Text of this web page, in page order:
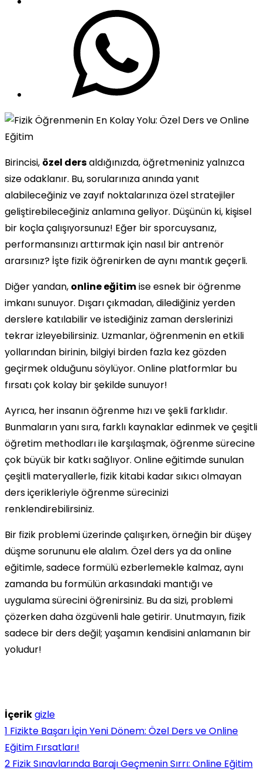
Birincisi, özel dersaldığınızda, öğretmeniniz yalnızca
size odaklanır. Bu, sorularınıza anında yanıt
alabileceğiniz ve zayıf noktalarınıza özel stratejiler
geliştirebileceğiniz anlamına geliyor. Düşünün ki, kişisel
bir koçla çalışıyorsunuz! Eğer bir sporcuysanız,
performansınızı arttırmak için nasıl bir antrenör
ararsınız? İşte fizik öğrenirken de aynı mantık geçerli.
Diğer yandan, online eğitimise esnek bir öğrenme
imkanı sunuyor. Dışarı çıkmadan, dilediğiniz yerden
derslere katılabilir ve istediğiniz zaman derslerinizi
tekrar izleyebilirsiniz. Uzmanlar, öğrenmenin en etkili
yollarından birinin, bilgiyi birden fazla kez gözden
geçirmek olduğunu söylüyor. Online platformlar bu
fırsatı çok kolay bir şekilde sunuyor!
Ayrıca, her insanın öğrenme hızı ve şekli farklıdır.
Bunmaların yanı sıra, farklı kaynaklar edinmek ve çeşitli
öğretim methodları ile karşılaşmak, öğrenme sürecine
çok büyük bir katkı sağlıyor. Online eğitimde sunulan
çeşitli materyallerle, fizik kitabi kadar sıkıcı olmayan
ders içerikleriyle öğrenme sürecinizi
renklendirebilirsiniz.
Bir fizik problemi üzerinde çalışırken, örneğin bir düşey
düşme sorununu ele alalım. Özel ders ya da online
eğitimle, sadece formülü ezberlemekle kalmaz, aynı
zamanda bu formülün arkasındaki mantığı ve
uygulama sürecini öğrenirsiniz. Bu da sizi, problemi
çözerken daha özgüvenli hale getirir. Unutmayın, fizik
sadece bir ders değil; yaşamın kendisini anlamanın bir
yoludur!
İçerikgizle
1 Fizikte Başarı İçin Yeni Dönem: Özel Ders ve Online
Eğitim Fırsatları!
2 Fizik Sınavlarında Barajı Geçmenin Sırrı: Online Eğitim